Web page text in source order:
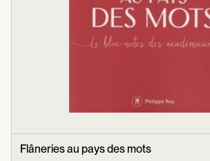
Flâneries au pays des mots